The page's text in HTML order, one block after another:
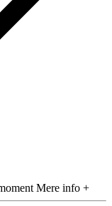
Mere info +